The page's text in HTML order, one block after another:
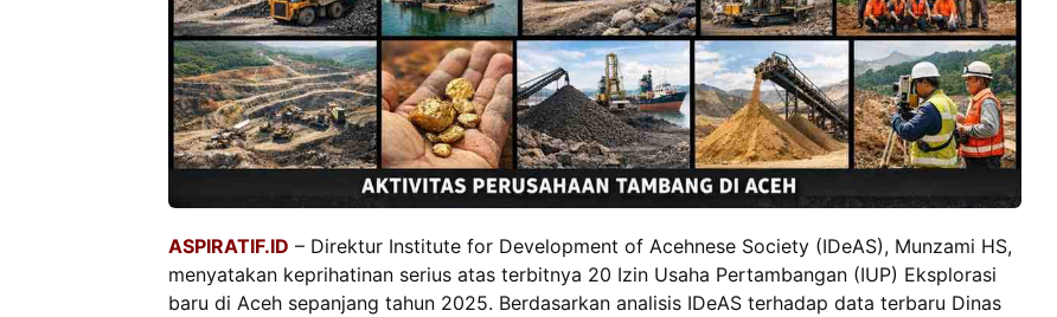
ASPIRATIF.ID – Direktur Institute for Development of Acehnese Society (IDeAS), Munzami HS,
menyatakan keprihatinan serius atas terbitnya 20 Izin Usaha Pertambangan (IUP) Eksplorasi
baru di Aceh sepanjang tahun 2025. Berdasarkan analisis IDeAS terhadap data terbaru Dinas